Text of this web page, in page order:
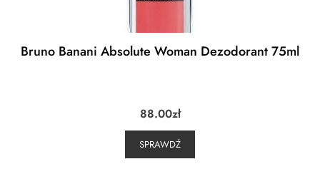
Bruno Banani Absolute Woman Dezodorant 75ml
88.00zł
SPRAWDŹ